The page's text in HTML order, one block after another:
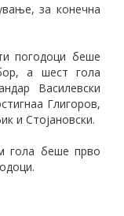
за конечна
погодоци беше
а шест гола
Василевски
Глигоров,
и Стојановски.
гола беше прво